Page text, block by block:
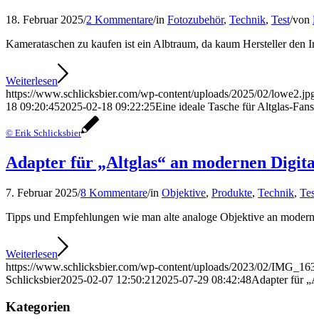
18. Februar 2025/2 Kommentare/in Fotozubehör, Technik, Test/von
Kamerataschen zu kaufen ist ein Albtraum, da kaum Hersteller
Weiterlesen
https://www.schlicksbier.com/wp-content/uploads/2025/02/
18 09:20:452025-02-18 09:22:25Eine ideale Tasche für Altglas-Fans
© Erik Schlicksbier
Adapter für „Altglas“ an modernen
7. Februar 2025/8 Kommentare/in Objektive, Produkte, Technik,
Tipps und Empfehlungen wie man alte analoge Objektive an
Weiterlesen
https://www.schlicksbier.com/wp-content/uploads/2023/02/
Schlicksbier2025-02-07 12:50:21 2025-07-29 08:42:48Adapter für
Kategorien